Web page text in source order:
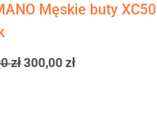
Męskie buty
zł300,00zł